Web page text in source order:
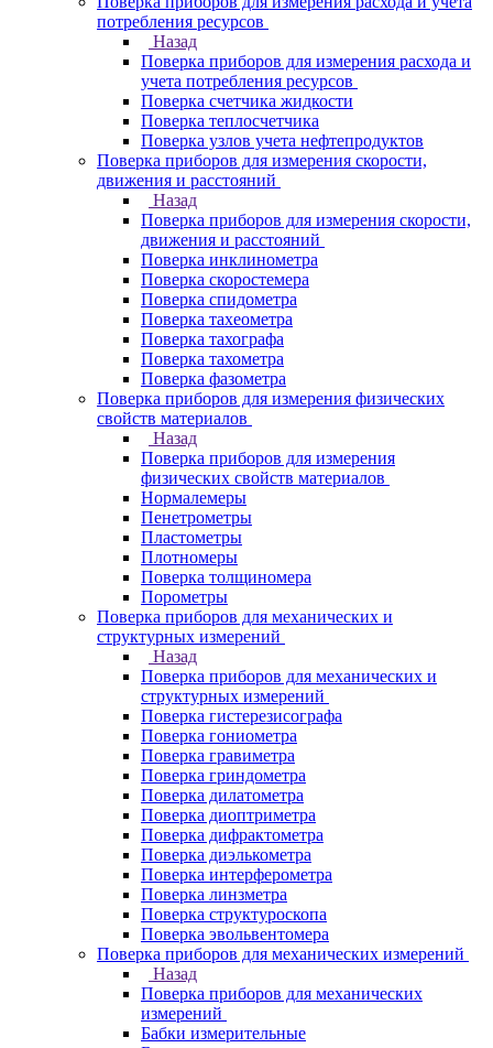
потребления ресурсов
Назад
Поверка приборов для измерения расхода и
учета потребления ресурсов
Поверка счетчика жидкости
Поверка теплосчетчика
Поверка узлов учета нефтепродуктов
Поверка приборов для измерения скорости,
движения и расстояний
Назад
Поверка приборов для измерения скорости,
движения и расстояний
Поверка инклинометра
Поверка скоростемера
Поверка спидометра
Поверка тахеометра
Поверка тахографа
Поверка тахометра
Поверка фазометра
Поверка приборов для измерения физических
свойств материалов
Назад
Поверка приборов для измерения
физических свойств материалов
Нормалемеры
Пенетрометры
Пластометры
Плотномеры
Поверка толщиномера
Порометры
Поверка приборов для механических и
структурных измерений
Назад
Поверка приборов для механических и
структурных измерений
Поверка гистерезисографа
Поверка гониометра
Поверка гравиметра
Поверка гриндометра
Поверка дилатометра
Поверка диоптриметра
Поверка дифрактометра
Поверка диэлькометра
Поверка интерферометра
Поверка линзметра
Поверка структуроскопа
Поверка эвольвентомера
Поверка приборов для механических измерений
Назад
Поверка приборов для механических
измерений
Бабки измерительные